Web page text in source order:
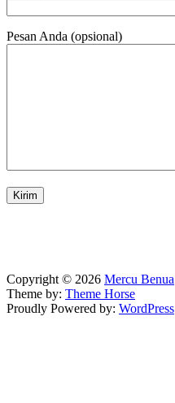
Pesan Anda (opsional)
Copyright © 2026 Mercu Benua
Theme by: Theme Horse
Proudly Powered by: WordPress